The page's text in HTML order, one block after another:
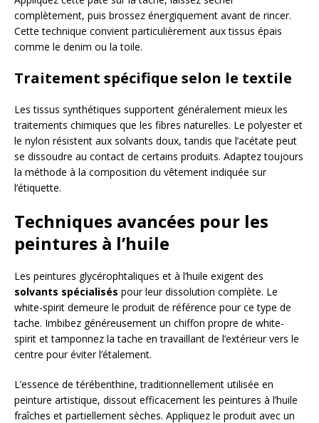
complètement, puis brossez énergiquement avant de rincer.
Cette technique convient particulièrement aux tissus épais
comme le denim ou la toile.
Traitement spécifique selon le textile
Les tissus synthétiques supportent généralement mieux les
traitements chimiques que les fibres naturelles. Le polyester et
le nylon résistent aux solvants doux, tandis que l’acétate peut
se dissoudre au contact de certains produits. Adaptez toujours
la méthode à la composition du vêtement indiquée sur
l’étiquette.
Techniques avancées pour les
peintures à l’huile
Les peintures glycérophtaliques et à l’huile exigent des
solvants spécialisés pour leur dissolution complète. Le
white-spirit demeure le produit de référence pour ce type de
tache. Imbibez généreusement un chiffon propre de white-
spirit et tamponnez la tache en travaillant de l’extérieur vers le
centre pour éviter l’étalement.
L’essence de térébenthine, traditionnellement utilisée en
peinture artistique, dissout efficacement les peintures à l’huile
fraîches et partiellement sèches. Appliquez le produit avec un